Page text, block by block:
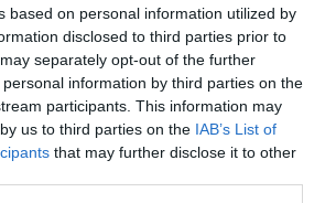
based on personal information utilized by
disclosed to third parties prior to
separately opt-out of the further
information by third parties on the
participants. This information may
us to third parties on the IAB’s List of
that may further disclose it to other